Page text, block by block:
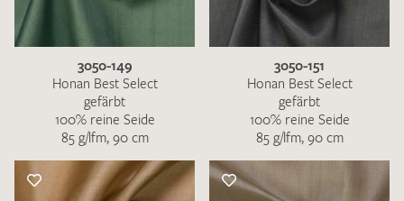
3050-149
Honan Best Select
gefärbt
100% reine Seide
85 g/lfm, 90 cm
3050-151
Honan Best Select
gefärbt
100% reine Seide
85 g/lfm, 90 cm